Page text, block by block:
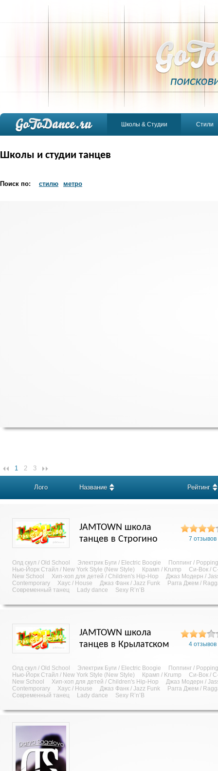
Школы & Студии Стили
Школы и студии танцев
Поиск по: стилю метро
1 2 3
Лого Название Рейтинг
JAMTOWN школа
танцев в Строгино
7 отзывов
Олд скул / Old School Электрик Буги / Electric Boogie
Поппинг / Popping
Нью-Йорк Стайл / New York Style (New Style)
Крамп / Krump
Си-Вок /
New School
Хип-хоп для детей / Children's Hip-Hop
Джаз Модерн /
Contemporary
Хаус / House Джаз Фанк / Jazz Funk
Рагга Джем /
Современный танец
Lady dance Sexy R’n’B
JAMTOWN школа
танцев в Крылатском
4 отзывов
Олд скул / Old School Электрик Буги / Electric Boogie
Поппинг / Popping
Нью-Йорк Стайл / New York Style (New Style)
Крамп / Krump
Си-Вок /
New School
Хип-хоп для детей / Children's Hip-Hop
Джаз Модерн /
Contemporary
Хаус / House Джаз Фанк / Jazz Funk
Рагга Джем /
Современный танец
Lady dance Sexy R’n’B